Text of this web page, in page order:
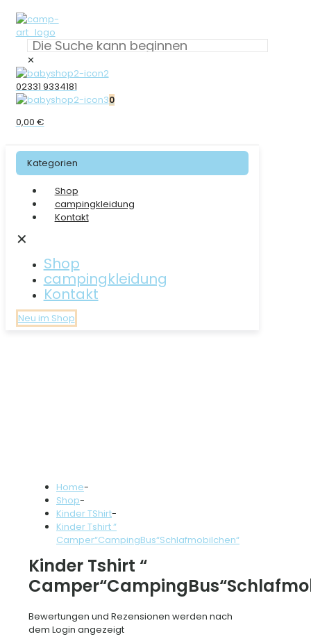
✕
02331 9334181
0
0,00 €
Kategorien
Shop
campingkleidung
Kontakt
✕
Shop
campingkleidung
Kontakt
Neu im Shop
Home-
Shop-
Kinder TShirt-
Kinder Tshirt “
Camper“CampingBus“Schlafmobilchen“
Kinder Tshirt “
Bewertungen und Rezensionen werden nach
dem Login angezeigt